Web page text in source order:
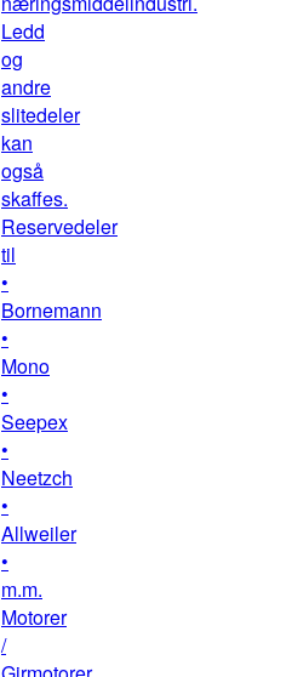
Ledd
og
andre
slitedeler
kan
også
skaffes.
Reservedeler
til
•
Bornemann
•
Mono
•
Seepex
•
Neetzch
•
Allweiler
•
m.m.
Motorer
/